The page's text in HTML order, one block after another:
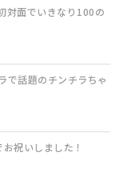
対面でいきなり100の
で話題のチンチラちゃ
祝いしました！